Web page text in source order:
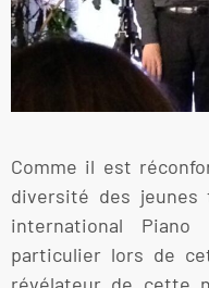
Comme il est
diversité des
international
particulier lors de